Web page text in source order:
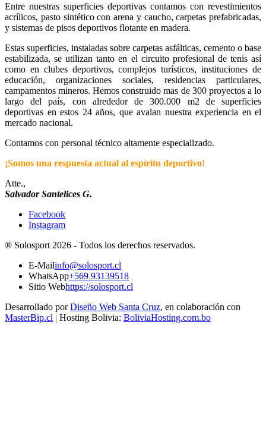
Entre nuestras superficies deportivas contamos con revestimientos
acrílicos, pasto sintético con arena y caucho, carpetas prefabricadas,
y sistemas de pisos deportivos flotante en madera.
Estas superficies, instaladas sobre carpetas asfálticas, cemento o base
estabilizada, se utilizan tanto en el circuito profesional de tenis así
como en clubes deportivos, complejos turísticos, instituciones de
educación, organizaciones sociales, residencias particulares,
campamentos mineros. Hemos construido mas de 300 proyectos a lo
largo del país, con alrededor de 300.000 m2 de superficies
deportivas en estos 24 años, que avalan nuestra experiencia en el
mercado nacional.
Contamos con personal técnico altamente especializado.
¡Somos una respuesta actual al espíritu deportivo!
Atte.,
Salvador Santelices G.
Facebook
Instagram
® Solosport 2026 - Todos los derechos reservados.
E-Mailinfo@solosport.cl
WhatsApp+569 93139518
Sitio Webhttps://solosport.cl
Desarrollado porDiseño Web Santa Cruz, en colaboración con
MasterBip.cl | Hosting Bolivia: BoliviaHosting.com.bo